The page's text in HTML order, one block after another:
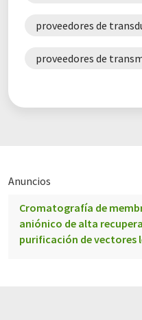
proveedores de
proveedores de
Anuncios
Cromatografía de
aniónico de alta
purificación de vectores